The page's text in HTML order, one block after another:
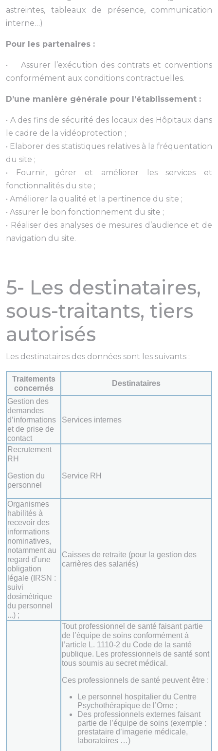
astreintes, tableaux de présence, communication
interne…)
Pour les partenaires :
• Assurer l’exécution des contrats et conventions
conformément aux conditions contractuelles.
D’une manière générale pour l’établissement :
• A des fins de sécurité des locaux des Hôpitaux dans
le cadre de la vidéoprotection ;
• Elaborer des statistiques relatives à la fréquentation
du site ;
• Fournir, gérer et améliorer les services et
fonctionnalités du site ;
• Améliorer la qualité et la pertinence du site ;
• Assurer le bon fonctionnement du site ;
• Réaliser des analyses de mesures d’audience et de
navigation du site.
5- Les destinataires,
sous-traitants, tiers
autorisés
Les destinataires des données sont les suivants :
Traitements
concernés
Destinataires
Gestion des
demandes
d’informations
et de prise de
contact
Services internes
Recrutement
RH
Gestion du
personnel
Service RH
Organismes
habilités à
recevoir des
informations
nominatives,
notamment au
regard d'une
obligation
légale (IRSN :
suivi
dosimétrique
du personnel
...) ;
Caisses de retraite (pour la gestion des
carrières des salariés)
Tout professionnel de santé faisant partie
de l’équipe de soins conformément à
l’article L. 1110-2 du Code de la santé
publique. Les professionnels de santé sont
tous soumis au secret médical.
Ces professionnels de santé peuvent être :
Le personnel hospitalier du Centre
Psychothérapique de l’Orne ;
Des professionnels externes faisant
partie de l’équipe de soins (exemple :
prestataire d’imagerie médicale,
laboratoires …)